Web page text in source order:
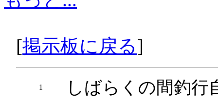
[掲示板に戻る]
1
しばらくの間釣行